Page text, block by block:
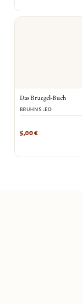
Das Bruegel-Buch
BRUHNS LEO
5,00€